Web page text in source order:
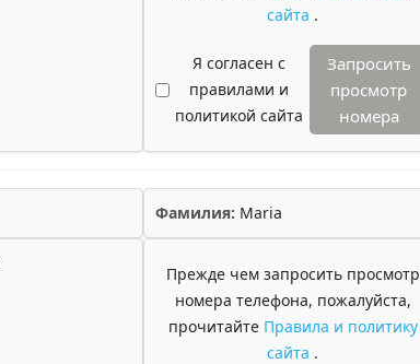
сайта .
Я согласен с
правилами и
политикой сайта
Запросить
просмотр
номера
Фамилия: Maria
Прежде чем запросить просмотр
номера телефона, пожалуйста,
прочитайте Правила и политику
сайта .